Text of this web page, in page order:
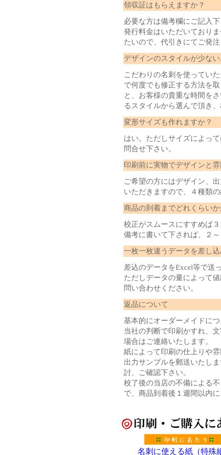
領収証はもらえますか？
必要な方は備考欄にご記入
発行料金はいただいており
たいので、代引きにてご発
デザインのスタイルが少な
こだわりの名刺を使ってい
で何度でも修正する方法を
と、お客様の貴重な時間を
るスタイルから選んで頂き
変形サイズも作れますか？
はい。ただしサイズによっ
問合せ下さい。
印刷前に実物でデザインと
ご希望の方にはデザイン、
いただきますので、４種類
商品の到着までどれくらい
校正がスムースにすすめば
備考に書いて下されば、２
一枚一枚違うデータを差し
差込のデータをExcel等で送
ただしデータの量によって
問い合わせください。
返品について
基本的にオーダーメイドに
当社の判断で印刷かすれ、
場合はご連絡いたします。
紙によって印刷の仕上りや
出力サンプルを郵送いたし
討、ご確認下さい。
校了後の当店の不備による
で、商品到着後１週間以内
名刺に使える紙（特殊